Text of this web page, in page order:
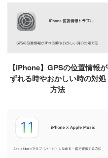
【iPhone】GPSの位置情報が
ずれる時やおかしい時の対処
方法